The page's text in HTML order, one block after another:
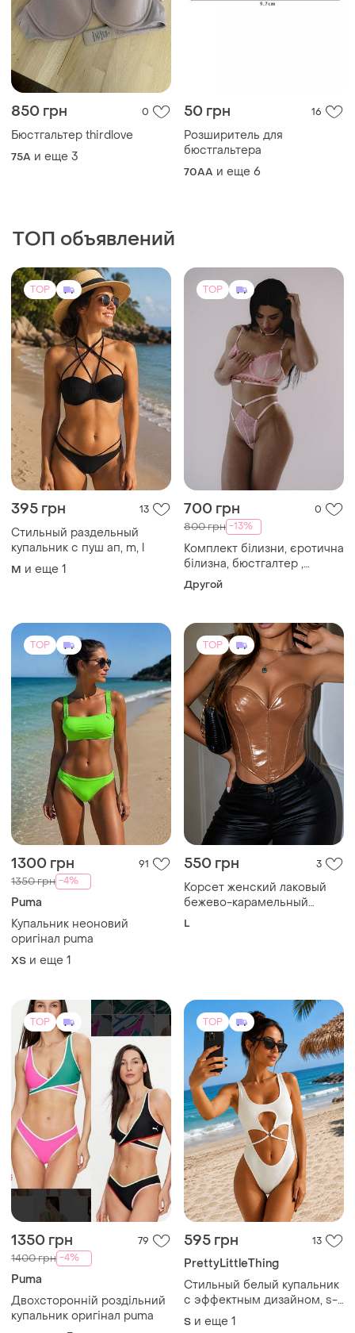
850 грн 0
Бюстгальтер thirdlove
75A и еще 3
50 грн 16
Розширитель для
бюстгальтера
70AA и еще 6
ТОП объявлений
TOP
395 грн 13
Стильный раздельный
купальник с пуш ап, m, l
M и еще 1
TOP
700 грн 0
800 грн -13%
Комплект білизни, єротична
білизна, бюстгалтер ,
трусики
Другой
TOP
1300 грн 91
1350 грн -4%
Puma
Купальник неоновий
оригінал puma
ХS и еще 1
TOP
550 грн 3
Корсет женский лаковый
бежево-карамельный
экокожа бюстье топ без
L
TOP
1350 грн 79
1400 грн -4%
Puma
Двохсторонній роздільний
купальник оригінал puma
TOP
595 грн 13
PrettyLittleThing
Стильный белый купальник
с эффектным дизайном, s-
m
S и еще 1